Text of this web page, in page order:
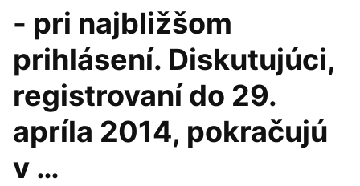
- pri najbližšom
prihlásení. Diskutujúci,
registrovaní do 29.
apríla 2014, pokračujú
v …